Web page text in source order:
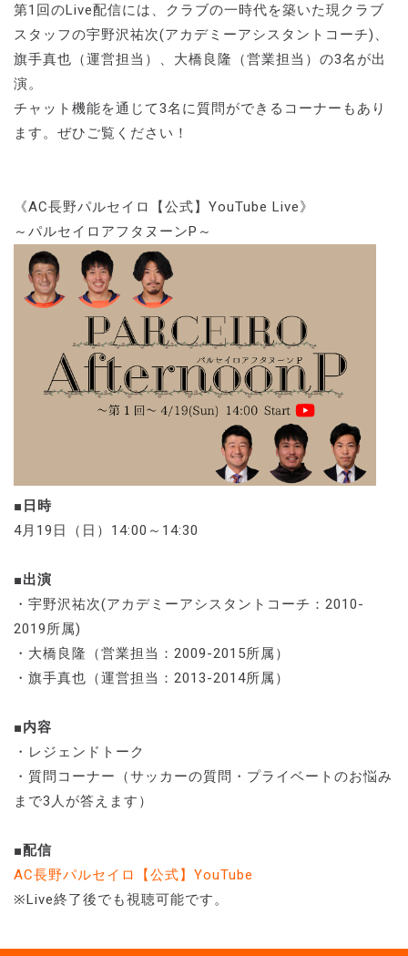
第1回のLive配信には、クラブの一時代を築いた現クラブ
スタッフの宇野沢祐次(アカデミーアシスタントコーチ)、
旗手真也（運営担当）、大橋良隆（営業担当）の3名が出
演。
チャット機能を通じて3名に質問ができるコーナーもあり
ます。ぜひご覧ください！
《AC長野パルセイロ【公式】YouTube Live》
～パルセイロアフタヌーンP～
■日時
4月19日（日）14:00～14:30
■出演
・宇野沢祐次(アカデミーアシスタントコーチ：2010-
2019所属)
・大橋良隆（営業担当：2009-2015所属）
・旗手真也（運営担当：2013-2014所属）
■内容
・レジェンドトーク
・質問コーナー（サッカーの質問・プライベートのお悩み
まで3人が答えます）
■配信
AC長野パルセイロ【公式】YouTube
※Live終了後でも視聴可能です。